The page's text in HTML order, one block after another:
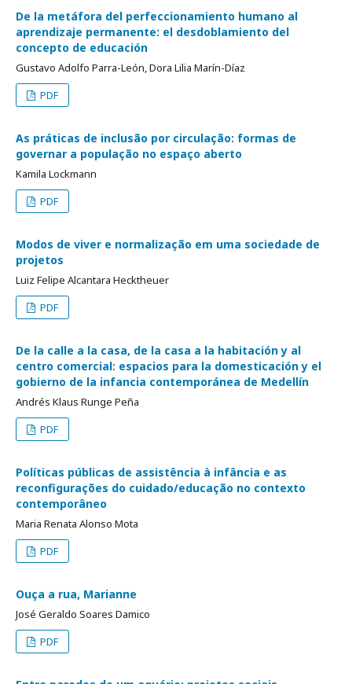
De la metáfora del perfeccionamiento humano al
aprendizaje permanente: el desdoblamiento del
concepto de educación
Gustavo Adolfo Parra-León, Dora Lilia Marín-Díaz
PDF
As práticas de inclusão por circulação: formas de
governar a população no espaço aberto
Kamila Lockmann
PDF
Modos de viver e normalização em uma sociedade de
projetos
Luiz Felipe Alcantara Hecktheuer
PDF
De la calle a la casa, de la casa a la habitación y al
centro comercial: espacios para la domesticación y el
gobierno de la infancia contemporánea de Medellín
Andrés Klaus Runge Peña
PDF
Políticas públicas de assistência à infância e as
reconfigurações do cuidado/educação no contexto
contemporâneo
Maria Renata Alonso Mota
PDF
Ouça a rua, Marianne
José Geraldo Soares Damico
PDF